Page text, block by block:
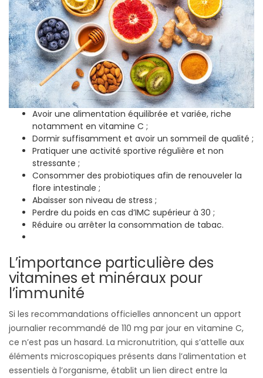
Avoir une alimentation équilibrée et variée, riche
notamment en vitamine C ;
Dormir suffisamment et avoir un sommeil de qualité ;
Pratiquer une activité sportive régulière et non
stressante ;
Consommer des probiotiques afin de renouveler la
flore intestinale ;
Abaisser son niveau de stress ;
Perdre du poids en cas d’IMC supérieur à 30 ;
Réduire ou arrêter la consommation de tabac.
L’importance particulière des
vitamines et minéraux pour
l’immunité
Si les recommandations officielles annoncent un apport
journalier recommandé de 110 mg par jour en vitamine C,
ce n’est pas un hasard. La micronutrition, qui s’attelle aux
éléments microscopiques présents dans l’alimentation et
essentiels à l’organisme, établit un lien direct entre la